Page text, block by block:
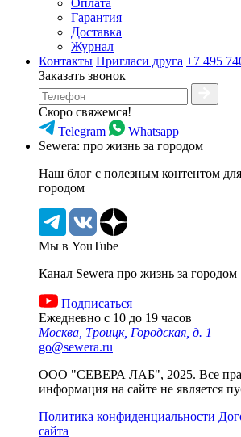
Гарантия
Доставка
Журнал
Контакты Пригласи друга +7 495
Заказать звонок
Скоро свяжемся!
Telegram
Whatsapp
Sewera: про жизнь за городом
Наш блог c полезным контентом
городом
Мы в YouTube
Канал Sewera про жизнь за городом
Подписаться
Ежедневно с 10 до 19 часов
Москва, Троицк, Городская, д. 1
go@sewera.ru
ООО "СЕВЕРА ЛАБ", 2025. Все
информация на сайте не является
Политика конфиденциальности
сайта